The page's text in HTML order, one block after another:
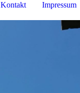
Kontakt Impressum